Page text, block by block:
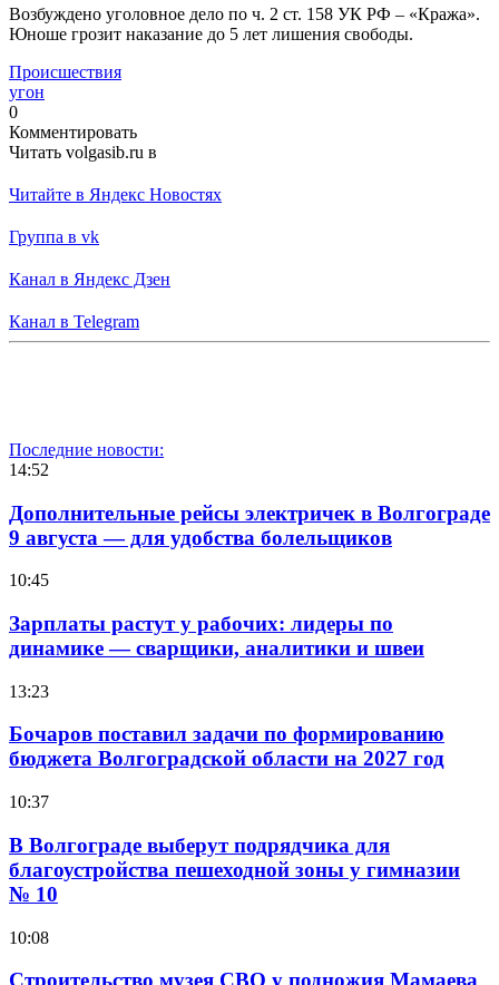
Возбуждено уголовное дело по ч. 2 ст. 158 УК РФ – «Кража».
Юноше грозит наказание до 5 лет лишения свободы.
Происшествия
угон
0
Комментировать
Читать volgasib.ru в
Читайте в Яндекс Новостях
Группа в vk
Канал в Яндекс Дзен
Канал в Telegram
Последние новости:
14:52
Дополнительные рейсы электричек в Волгограде
9 августа — для удобства болельщиков
10:45
Зарплаты растут у рабочих: лидеры по
динамике — сварщики, аналитики и швеи
13:23
Бочаров поставил задачи по формированию
бюджета Волгоградской области на 2027 год
10:37
В Волгограде выберут подрядчика для
благоустройства пешеходной зоны у гимназии
№ 10
10:08
Строительство музея СВО у подножия Мамаева